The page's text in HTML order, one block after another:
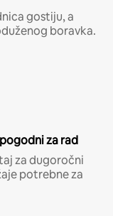
gostiju, a
boravka.
za rad
za dugoročni
potrebne za